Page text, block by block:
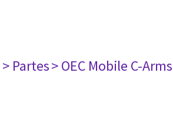
> Partes> OEC Mobile C-Arms